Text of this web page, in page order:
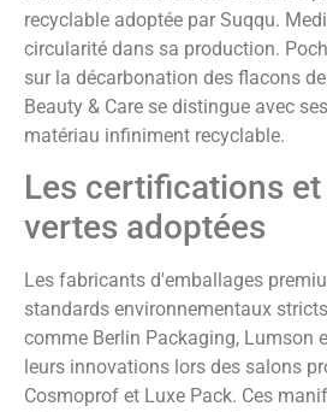
recyclable adoptée par Suqqu.
circularité dans sa production.
sur la décarbonation des flacons
Beauty & Care se distingue avec
matériau infiniment recyclable.
Les certifications
vertes adoptées
Les fabricants d'emballages
standards environnementaux
comme Berlin Packaging, Lumson
leurs innovations lors des salons
Cosmoprof et Luxe Pack. Ces